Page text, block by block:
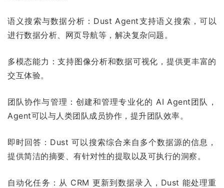
语义搜索与数据分析：Dust Agent支持语义搜索，可以
进行数据分析、网页导航等，解决复杂问题。
多模态能力：支持图像分析和数据可视化，提供更丰富的
交互体验。
团队协作与管理：创建和管理专业化的 AI Agent团队，
Agent可以与人类团队成员协作，提升团队效率。
即时回答：Dust 可以搜索综合来自多个数据源的信息，
提供简洁的摘要、有针对性的提取以及可执行的洞察。
自动化任务：从 CRM 更新到数据录入，Dust 能处理重